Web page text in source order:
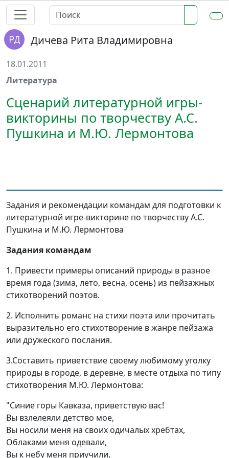
Дичева Рита Владимировна
18.01.2011
Литература
Сценарий литературной игры-
викторины по творчеству А.С.
Пушкина и М.Ю. Лермонтова
Задания и рекомендации командам для подготовки к
литературной игре-викторине по творчеству А.С.
Пушкина и М.Ю. Лермонтова
Задания командам
1. Привести примеры описаний природы в разное
время года (зима, лето, весна, осень) из пейзажных
стихотворений поэтов.
2. Исполнить романс на стихи поэта или прочитать
выразительно его стихотворение в жанре пейзажа
или дружеского послания.
3.Составить приветствие своему любимому уголку
природы в городе, в деревне, в месте отдыха по типу
стихотворения М.Ю. Лермонтова:
"Синие горы Кавказа, приветствую вас!
Вы взлелеяли детство мое,
Вы носили меня на своих одичалых хребтах,
Облаками меня одевали,
Вы к небу меня приучили,